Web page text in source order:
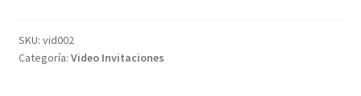
SKU: vid002
Categoría: Video Invitaciones